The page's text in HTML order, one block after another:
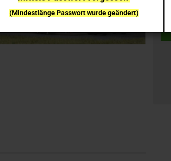
(Mindestlänge Passwort wurde geändert)
bei einzelnen Artikeln kann es aufgrund der
Nachfrage zuLieferverzögerungenkommen